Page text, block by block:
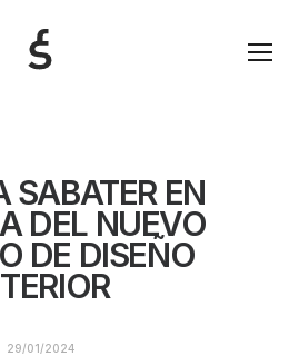
SABATER EN
DEL NUEVO
DE DISEÑO
29/01/2024